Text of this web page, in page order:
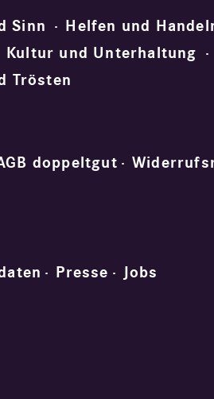
Sinn
Helfen und
Kultur und Unterhaltung
Trösten
doppeltgut
Presse Jobs